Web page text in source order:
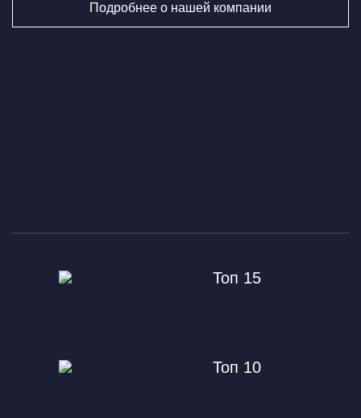
Подробнее о нашей компании
Топ 15
Топ 10